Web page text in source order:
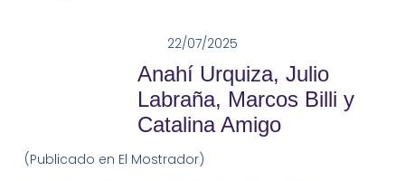
22/07/2025
Anahí Urquiza, Julio
Labraña, Marcos Billi y
Catalina Amigo
(Publicado en El Mostrador)